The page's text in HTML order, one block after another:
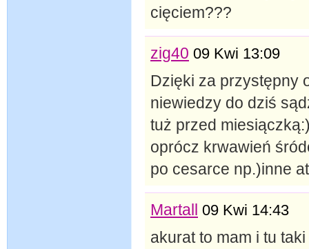
cięciem???
zig40 09 Kwi 13:09
Dzięki za przystępny
niewiedzy do dziś
tuż przed
oprócz krwawień
po cesarce np.)inne
Martall 09 Kwi 14:43
akurat to mam i tu